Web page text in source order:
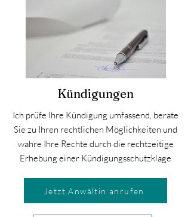
Kündigungen
Ich prüfe Ihre Kündigung umfassend, berate
Sie zu Ihren rechtlichen Möglichkeiten und
wahre Ihre Rechte durch die rechtzeitige
Erhebung einer Kündigungsschutzklage
Jetzt Anwältin anrufen